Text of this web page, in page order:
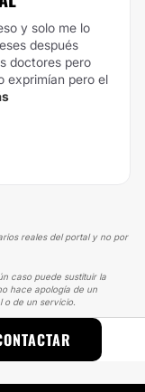
y solo me lo
después
doctores pero
exprimían pero el
reales del portal y no por
caso puede sustituir la
hace apología de un
de un servicio.